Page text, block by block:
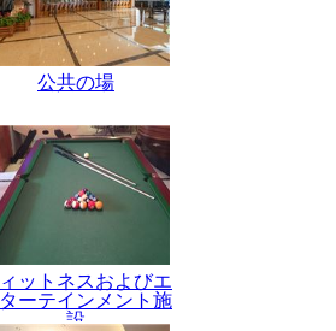
公共の場
ットネスおよびエ
ーテインメント施
設